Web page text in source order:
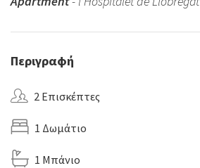
Περιγραφή
2 Επισκέπτες
1 Δωμάτιο
1 Μπάνιο